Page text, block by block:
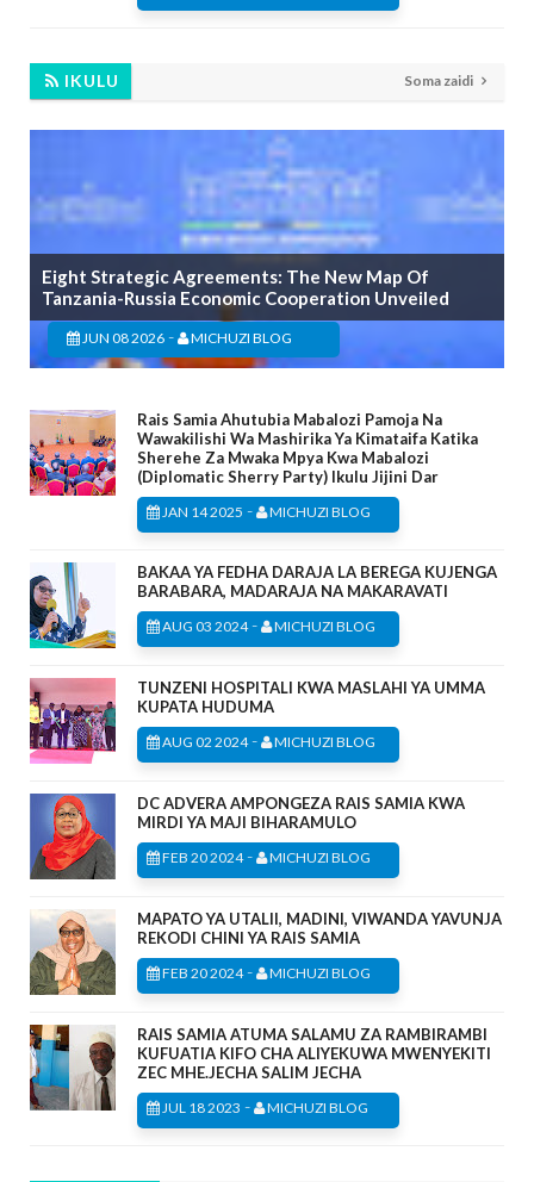
IKULU Soma zaidi
Eight Strategic Agreements: The New Map Of
Tanzania-Russia Economic Cooperation Unveiled
JUN 08 2026 - MICHUZI BLOG
Rais Samia Ahutubia Mabalozi Pamoja Na
Wawakilishi Wa Mashirika Ya Kimataifa Katika
Sherehe Za Mwaka Mpya Kwa Mabalozi
(Diplomatic Sherry Party) Ikulu Jijini Dar
JAN 14 2025 - MICHUZI BLOG
BAKAA YA FEDHA DARAJA LA BEREGA KUJENGA
BARABARA, MADARAJA NA MAKARAVATI
AUG 03 2024- MICHUZI BLOG
TUNZENI HOSPITALI KWA MASLAHI YA UMMA
KUPATA HUDUMA
AUG 02 2024- MICHUZI BLOG
DC ADVERA AMPONGEZA RAIS SAMIA KWA
MIRDI YA MAJI BIHARAMULO
FEB 20 2024- MICHUZI BLOG
MAPATO YA UTALII, MADINI, VIWANDA YAVUNJA
REKODI CHINI YA RAIS SAMIA
FEB 20 2024- MICHUZI BLOG
RAIS SAMIA ATUMA SALAMU ZA RAMBIRAMBI
KUFUATIA KIFO CHA ALIYEKUWA MWENYEKITI
ZEC MHE.JECHA SALIM JECHA
JUL 18 2023 - MICHUZI BLOG